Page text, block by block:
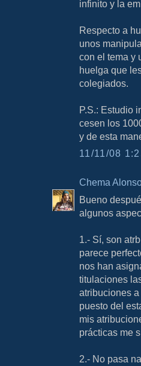
infinito y la
Respecto a
unos
con el tema y
huelga que
colegiados.
P.S.: Estudio
cesen los
y de esta
11/11/08
Chema
Bueno
algunos
1.- Sí, son
parece
nos han
titulaciones
atribuciones
puesto del
mis
prácticas me
2.- No pasa